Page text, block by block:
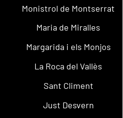
Monistrol de Montserrat
Maria de Miralles
Margarida i els Monjos
La Roca del Vallès
Sant Climent
Just Desvern